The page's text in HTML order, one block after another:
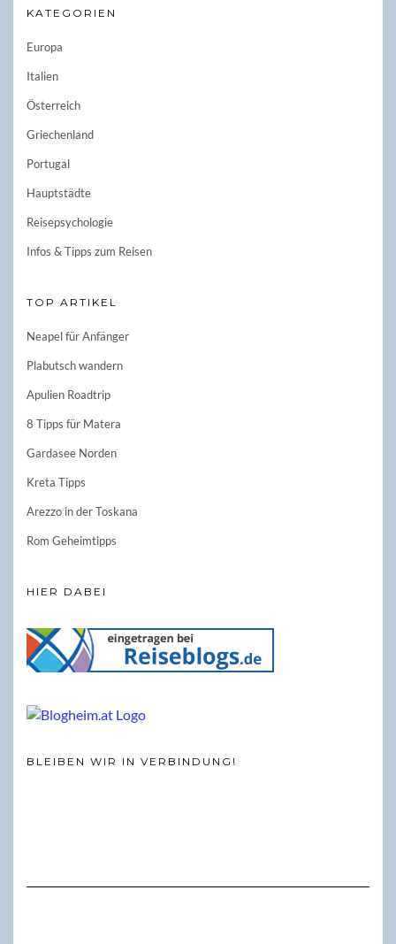
KATEGORIEN
Europa
Italien
Österreich
Griechenland
Portugal
Hauptstädte
Reisepsychologie
Infos & Tipps zum Reisen
TOP ARTIKEL
Neapel für Anfänger
Plabutsch wandern
Apulien Roadtrip
8 Tipps für Matera
Gardasee Norden
Kreta Tipps
Arezzo in der Toskana
Rom Geheimtipps
HIER DABEI
BLEIBEN WIR IN VERBINDUNG!